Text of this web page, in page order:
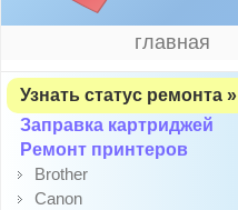
главная
Узнать статус ремонта »
Заправка картриджей
Ремонт принтеров
Brother
Canon